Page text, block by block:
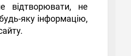
відтворювати, не
яку інформацію,